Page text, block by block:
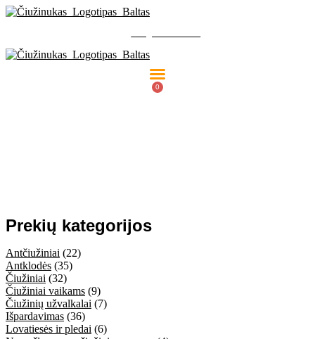
Eiti
0
Prekių kategorijos
Antčiužiniai (22)
Antklodės (35)
Čiužiniai (32)
Čiužiniai vaikams (9)
Čiužinių užvalkalai (7)
Išpardavimas (36)
Lovatiesės ir pledai (6)